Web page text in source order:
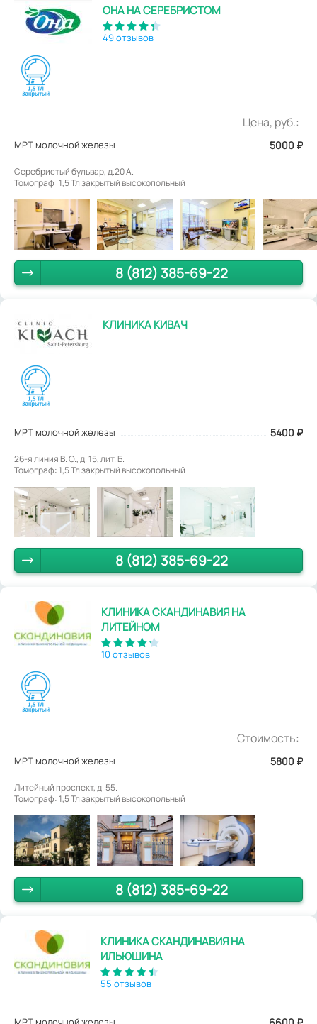
ОНА НА СЕРЕБРИСТОМ
49 отзывов
Цена, руб.:
МРТ молочной железы 5000 ₽
Серебристый бульвар, д.20 А.
Томограф: 1,5 Тл закрытый высокопольный
8 (812) 385-69-22
КЛИНИКА КИВАЧ
МРТ молочной железы 5400 ₽
26-я линия В. О., д. 15, лит. Б.
Томограф: 1,5 Тл закрытый высокопольный
8 (812) 385-69-22
КЛИНИКА СКАНДИНАВИЯ НА
ЛИТЕЙНОМ
10 отзывов
Стоимость:
МРТ молочной железы 5800 ₽
Литейный проспект, д. 55.
Томограф: 1,5 Тл закрытый высокопольный
8 (812) 385-69-22
КЛИНИКА СКАНДИНАВИЯ НА
ИЛЬЮШИНА
55 отзывов